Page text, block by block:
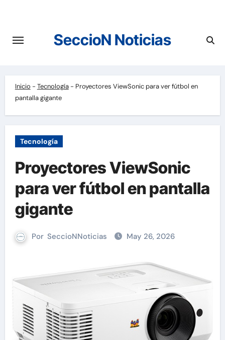
contenido
SeccioN Noticias
Inicio - Tecnología- Proyectores ViewSonic para ver fútbol en
pantalla gigante
Tecnología
Proyectores ViewSonic
para ver fútbol en pantalla
gigante
Por SeccioNNoticias May 26, 2026